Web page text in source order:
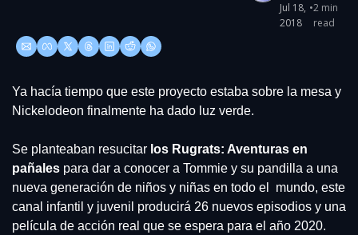
Jul 18,
2018
•2 min
read
Ya hacía tiempo que este proyecto estaba sobre la mesa y
Nickelodeon finalmente ha dado luz verde.
Se planteaban resucitar los Rugrats: Aventuras en
pañales para dar a conocer a Tommie y su pandilla a una
nueva generación de niños y niñas en todo el  mundo, este
canal infantil y juvenil producirá 26 nuevos episodios y una
película de acción real que se espera para el año 2020.